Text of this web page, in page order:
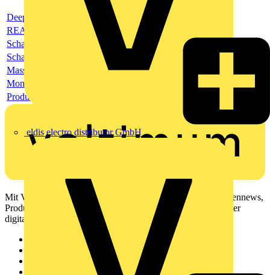
eldis electro distributor GmbH
Deeplink Produktseite
REACH-Deklaration
Schaltbild
Schaltbild
Masszeichnung
Montageanleitung
Produktdatenblatt
Mit Voltimum erhalten Elektrofachkräfte Zugang zu Branchennews,
Produktinformationen, Schulungen und Tools – alles auf einer
digitalen Plattform und Community.